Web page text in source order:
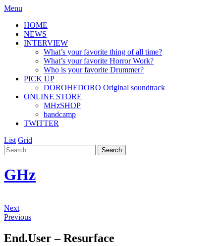
Menu
HOME
NEWS
INTERVIEW
What’s your favorite thing of all time?
What’s your favorite Horror Work?
Who is your favorite Drummer?
PICK UP
DOROHEDORO Original soundtrack
ONLINE STORE
MHzSHOP
bandcamp
TWITTER
List Grid
GHz
Next
Previous
End.User – Resurface